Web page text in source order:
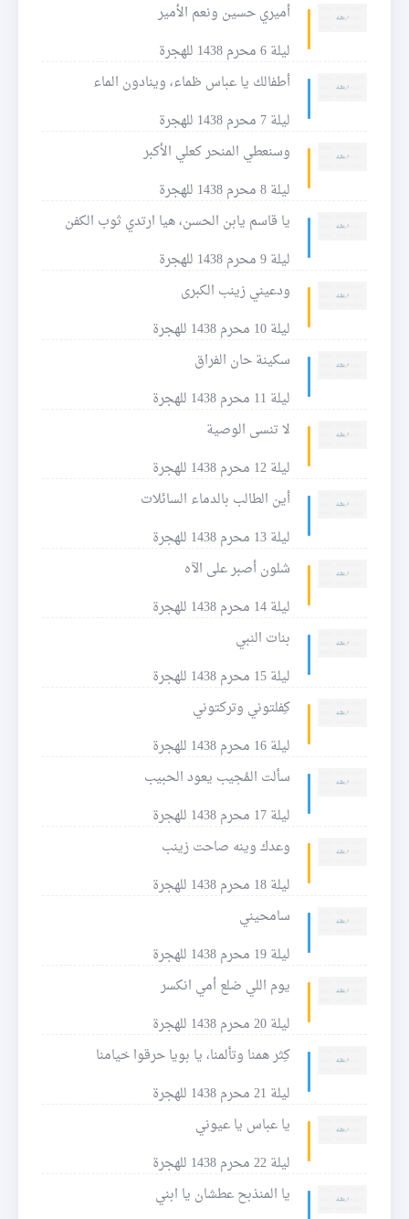
أميري حسين ونعم الأمير
ليلة 6 محرم 1438 للهجرة
أطفالك يا عباس ظماء، وينادون الماء
ليلة 7 محرم 1438 للهجرة
وسنعطي المنحر كعلي الأكبر
ليلة 8 محرم 1438 للهجرة
يا قاسم يابن الحسن، هيا ارتدي ثوب الكفن
ليلة 9 محرم 1438 للهجرة
ودعيني زينب الكبرى
ليلة 10 محرم 1438 للهجرة
سكينة حان الفراق
ليلة 11 محرم 1438 للهجرة
لا تنسى الوصية
ليلة 12 محرم 1438 للهجرة
أين الطالب بالدماء السائلات
ليلة 13 محرم 1438 للهجرة
شلون أصبر على الآه
ليلة 14 محرم 1438 للهجرة
بنات النبي
ليلة 15 محرم 1438 للهجرة
كِفلتوني وتركتوني
ليلة 16 محرم 1438 للهجرة
سألت المُجيب يعود الحبيب
ليلة 17 محرم 1438 للهجرة
وعدك وينه صاحت زينب
ليلة 18 محرم 1438 للهجرة
سامحيني
ليلة 19 محرم 1438 للهجرة
يوم اللي ضلع أمي انكسر
ليلة 20 محرم 1438 للهجرة
كِثر همنا وتألمنا، يا بويا حرقوا خيامنا
ليلة 21 محرم 1438 للهجرة
يا عباس يا عيوني
ليلة 22 محرم 1438 للهجرة
يا المنذبح عطشان يا ابني